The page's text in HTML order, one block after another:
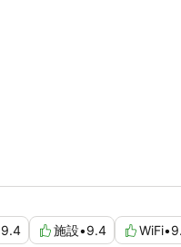
9.4 施設•9.4 WiFi•